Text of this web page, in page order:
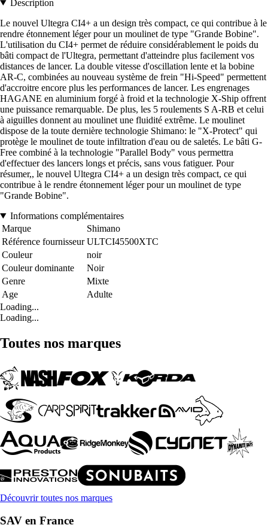
Description
Le nouvel Ultegra CI4+ a un design très compact, ce qui contribue à le
rendre étonnement léger pour un moulinet de type "Grande Bobine".
L'utilisation du CI4+ permet de réduire considérablement le poids du
bâti compact de l'Ultegra, permettant d'atteindre plus facilement vos
distances de lancer. La double vitesse d'oscillation lente et la bobine
AR-C, combinées au nouveau système de frein "Hi-Speed" permettent
d'accroitre encore plus les performances de lancer. Les engrenages
HAGANE en aluminium forgé à froid et la technologie X-Ship offrent
une puissance remarquable. De plus, les 5 roulements S A-RB et celui
à aiguilles donnent au moulinet une fluidité extrême. Le moulinet
dispose de la toute dernière technologie Shimano: le "X-Protect" qui
protège le moulinet de toute infiltration d'eau ou de saletés. Le bâti G-
Free combiné à la technologie "Parallel Body" vous permettra
d'effectuer des lancers longs et précis, sans vous fatiguer. Pour
résumer,, le nouvel Ultegra CI4+ a un design très compact, ce qui
contribue à le rendre étonnement léger pour un moulinet de type
"Grande Bobine".
Informations complémentaires
Marque
Shimano
Référence fournisseur ULTCI45500XTC
Couleur
noir
Couleur dominante
Noir
Genre
Mixte
Age
Adulte
Loading...
Loading...
Toutes nos marques
Découvrir toutes nos marques
SAV en France